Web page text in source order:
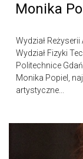
Monika
Wydział
Wydział Fizyki
Politechnice
Monika Popiel,
artystyczne...